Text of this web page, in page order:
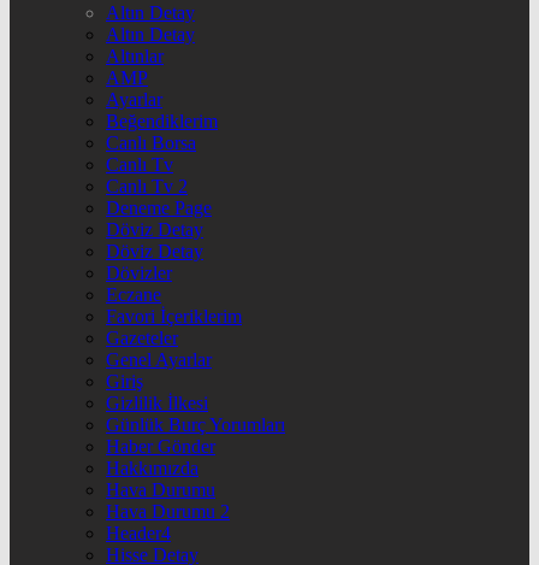
Altın Detay
Altın Detay
Altınlar
AMP
Ayarlar
Beğendiklerim
Canlı Borsa
Canlı Tv
Canlı Tv 2
Deneme Page
Döviz Detay
Döviz Detay
Dövizler
Eczane
Favori İçeriklerim
Gazeteler
Genel Ayarlar
Giriş
Gizlilik İlkesi
Günlük Burç Yorumları
Haber Gönder
Hakkımızda
Hava Durumu
Hava Durumu 2
Header4
Hisse Detay